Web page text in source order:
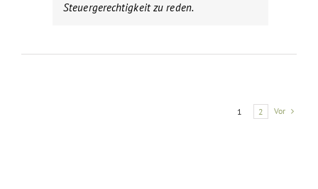
Steuergerechtigkeit zu reden.
1 2 Vor